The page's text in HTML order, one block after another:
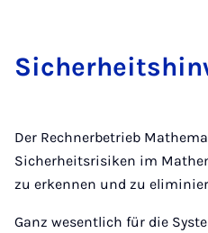
Der Rechnerbetrieb
Sicherheitsrisiken im
zu erkennen und zu
Ganz wesentlich für die